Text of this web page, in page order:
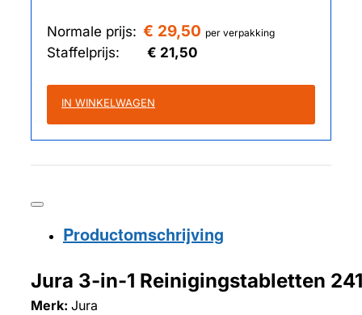
Normale prijs: € 29,50 per verpakking
Staffelprijs: € 21,50
IN WINKELWAGEN
Productomschrijving
Jura 3-in-1 Reinigingstabletten
Merk: Jura